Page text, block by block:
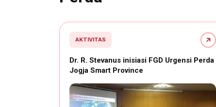
AKTIVITAS
Dr. R. Stevanus inisiasi FGD Urgensi Perda
Jogja Smart Province